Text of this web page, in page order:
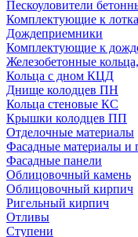
Пескоуловители
Комплектующие к
Дождеприемники
Комплектующие к
Железобетонные
Кольца с дном КЦД
Днище колодцев ПН
Кольца стеновые КС
Крышки колодцев ПП
Отделочные материалы
Фасадные материалы и
Фасадные панели
Облицовочный камень
Облицовочный кирпич
Ригельный кирпич
Отливы
Ступени